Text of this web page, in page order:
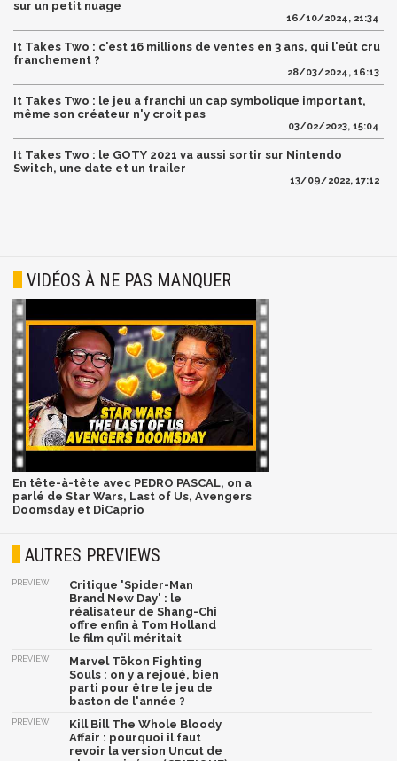
sur un petit nuage
16/10/2024, 21:34
It Takes Two : c'est 16 millions de ventes en 3 ans, qui l'eût cru
franchement ?
28/03/2024, 16:13
It Takes Two : le jeu a franchi un cap symbolique important,
même son créateur n'y croit pas
03/02/2023, 15:04
It Takes Two : le GOTY 2021 va aussi sortir sur Nintendo
Switch, une date et un trailer
13/09/2022, 17:12
VIDÉOS À NE PAS MANQUER
En tête-à-tête avec PEDRO PASCAL, on a
parlé de Star Wars, Last of Us, Avengers
Doomsday et DiCaprio
AUTRES PREVIEWS
PREVIEW
Critique 'Spider-Man
Brand New Day' : le
réalisateur de Shang-Chi
offre enfin à Tom Holland
le film qu’il méritait
PREVIEW
Marvel Tōkon Fighting
Souls : on y a rejoué, bien
parti pour être le jeu de
baston de l'année ?
PREVIEW
Kill Bill The Whole Bloody
Affair : pourquoi il faut
revoir la version Uncut de